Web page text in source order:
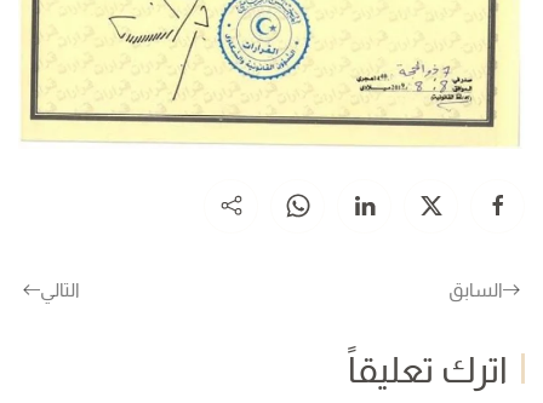
السابق التالي
اترك تعليقاً